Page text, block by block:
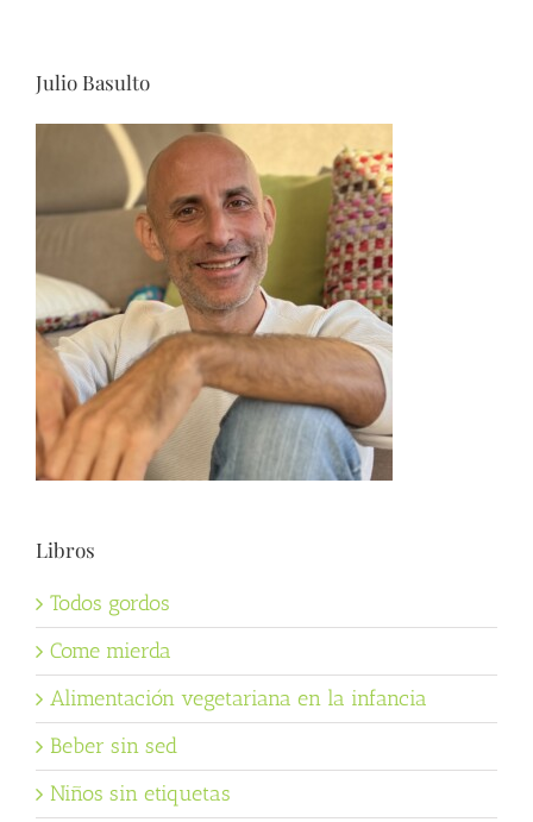
Julio Basulto
Libros
Todos gordos
Come mierda
Alimentación vegetariana en la infancia
Beber sin sed
Niños sin etiquetas